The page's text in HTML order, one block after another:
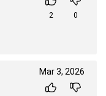
2 0
Mar 3, 2026